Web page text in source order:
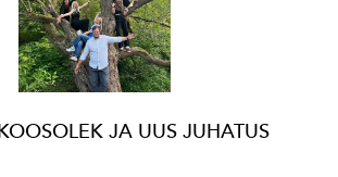
JA UUS JUHATUS